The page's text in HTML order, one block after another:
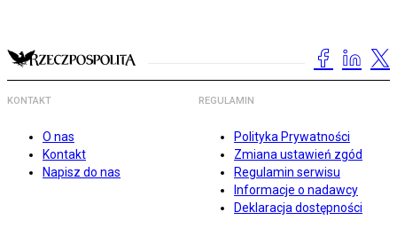
KONTAKT
O nas
Kontakt
Napisz do nas
REGULAMIN
Polityka Prywatności
Zmiana ustawień zgód
Regulamin serwisu
Informacje o nadawcy
Deklaracja dostępności